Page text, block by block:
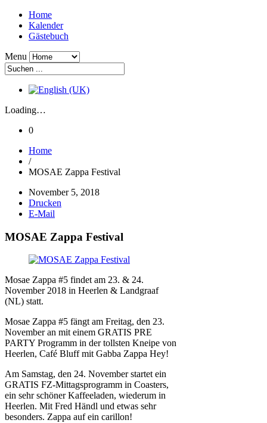
Home
Kalender
Gästebuch
Menu
Loading…
0
Home
/
MOSAE Zappa Festival
November 5, 2018
Drucken
E-Mail
MOSAE Zappa Festival
Mosae Zappa #5 findet am 23. & 24.
November 2018 in Heerlen & Landgraaf
(NL) statt.
Mosae Zappa #5 fängt am Freitag, den 23.
November an mit einem GRATIS PRE
PARTY Programm in der tollsten Kneipe von
Heerlen, Café Bluff mit Gabba Zappa Hey!
Am Samstag, den 24. November startet ein
GRATIS FZ-Mittagsprogramm in Coasters,
ein sehr schöner Kaffeeladen, wiederum in
Heerlen. Mit Fred Händl und etwas sehr
besonders. Zappa auf ein carillon!